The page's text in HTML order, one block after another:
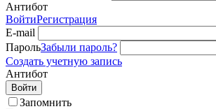
Антибот
ВойтиРегистрация
E-mail
ПарольЗабыли пароль?
Создать учетную запись
Антибот
Войти
Запомнить